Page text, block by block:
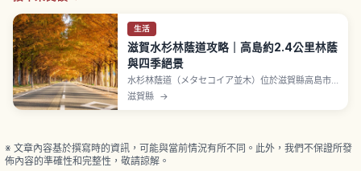
生活
滋賀水杉林蔭道攻略｜高島約2.4公里林蔭
與四季絕景
水杉林蔭道（メタセコイア並木）位於滋賀縣高島市
牧野町，是約2.4公里長、種有約500棵水杉的筆直林
約6分鐘到「牧野 Pickland」即達，停車場免費。
滋賀縣 →
※ 文章內容基於撰寫時的資訊，可能與當前情況有所不同。此外，我們不保證所發
佈內容的準確性和完整性，敬請諒解。